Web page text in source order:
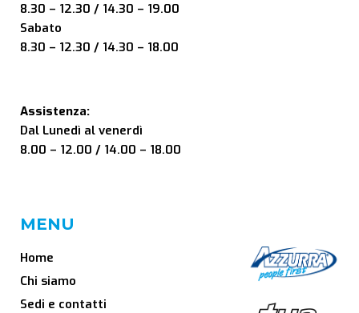
8.30 – 12.30 / 14.30 – 19.00
Sabato
8.30 – 12.30 / 14.30 – 18.00
Assistenza:
Dal Lunedì al venerdì
8.00 – 12.00 / 14.00 – 18.00
MENU
Home
Chi siamo
Sedi e contatti